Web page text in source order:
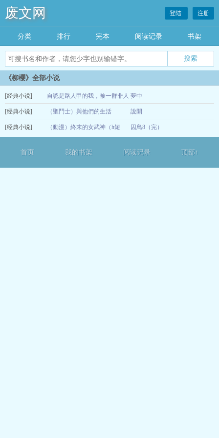
废文网 登陆 注册
分类 排行 完本 阅读记录 书架
《柳櫻》全部小说
[经典小说] 自認是路人甲的我，被一群非人
帥哥盯上了
夢中
[经典小说] （聖鬥士）與他們的生活 說開
[经典小说] （動漫）終末的女武神（h短 囚鳥8（完）
首页 我的书架 阅读记录 顶部↑